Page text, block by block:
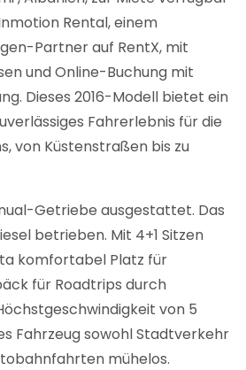
Rental, einem
Partner auf RentX, mit
und Online-Buchung mit
Dieses 2016-Modell bietet ein
Fahrerlebnis für die
von Küstenstraßen bis zu
Getriebe ausgestattet. Das
betrieben. Mit 4+1 Sitzen
komfortabel Platz für
für Roadtrips durch
von 5
Fahrzeug sowohl Stadtverkehr
mühelos.